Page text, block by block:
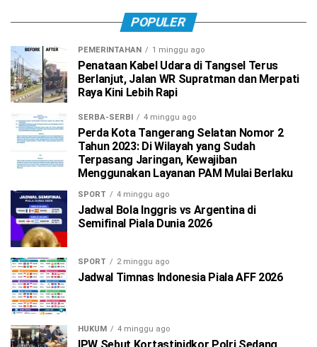
POPULER
PEMERINTAHAN 1 minggu ago
Penataan Kabel Udara di Tangsel Terus
Berlanjut, Jalan WR Supratman dan Merpati
Raya Kini Lebih Rapi
SERBA-SERBI 4 minggu ago
Perda Kota Tangerang Selatan Nomor 2
Tahun 2023: Di Wilayah yang Sudah
Terpasang Jaringan, Kewajiban
Menggunakan Layanan PAM Mulai Berlaku
SPORT 4 minggu ago
Jadwal Bola Inggris vs Argentina di
Semifinal Piala Dunia 2026
SPORT 2 minggu ago
Jadwal Timnas Indonesia Piala AFF 2026
HUKUM 4 minggu ago